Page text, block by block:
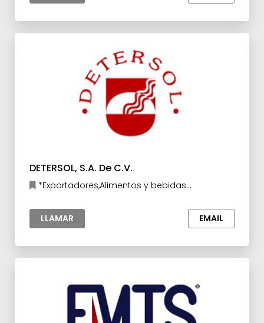
DETERSOL, S.A. De C.V.
*Exportadores,Alimentos y bebidas
Cosméticos
LLAMAR
EMAIL